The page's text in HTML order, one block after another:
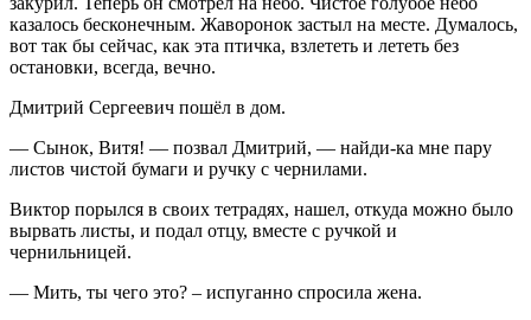
казалось бесконечным. Жаворонок застыл на месте. Думалось,
вот так бы сейчас, как эта птичка, взлететь и лететь без
остановки, всегда, вечно.
Дмитрий Сергеевич пошёл в дом.
— Сынок, Витя! — позвал Дмитрий, — найди-ка мне пару
листов чистой бумаги и ручку с чернилами.
Виктор порылся в своих тетрадях, нашел, откуда можно было
вырвать листы, и подал отцу, вместе с ручкой и
чернильницей.
— Мить, ты чего это? – испуганно спросила жена.